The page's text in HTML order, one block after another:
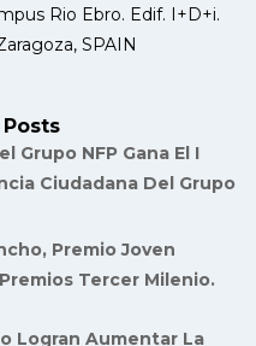
Rio Ebro. Edif. I+D+i.
SPAIN
Grupo NFP Gana El I
Ciudadana Del Grupo
Premio Joven
Tercer Milenio.
Logran Aumentar La